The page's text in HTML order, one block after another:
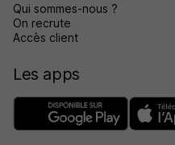
Qui sommes-nous ?
On recrute
Accès client
Les apps